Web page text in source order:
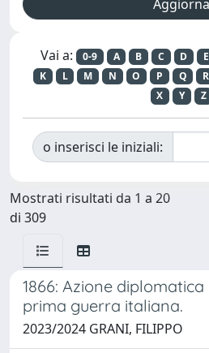
Vai a: 0-9 A B C D E
K
L M N O P Q R
X
Y Z
o inserisci le iniziali:
Mostrati risultati da 1 a 20
di 309
1866: Azione
prima guerra italiana.
2023/2024 GRANI, FILIPPO